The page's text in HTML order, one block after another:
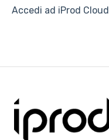
Accedi ad iProd Cloud